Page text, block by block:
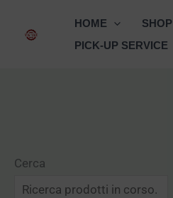
HOME SHOP
PICK-UP SERVICE
Cerca